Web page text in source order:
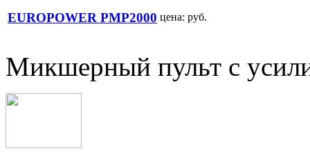
EUROPOWER PMP2000 цена: руб.
Микшерный пульт с